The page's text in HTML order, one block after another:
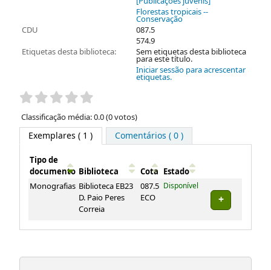
Florestas tropicais --
Conservação
CDU
087.5
574.9
Etiquetas desta biblioteca:
Sem etiquetas desta biblioteca
para este título.
Iniciar sessão para acrescentar
etiquetas.
Pontuação
Classificação média: 0.0 (0 votos)
Exemplares ( 1 ) Comentários ( 0 )
Exemplares
Tipo de
documento Biblioteca Cota Estado
Monografias Biblioteca EB23
D. Paio Peres
Correia
087.5
ECO
Disponível